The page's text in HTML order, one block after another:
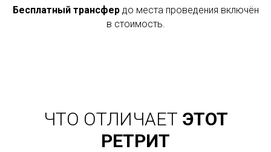
Бесплатный трансфердо места проведения включён
в стоимость.
ЧТО ОТЛИЧАЕТ ЭТОТ
РЕТРИТ